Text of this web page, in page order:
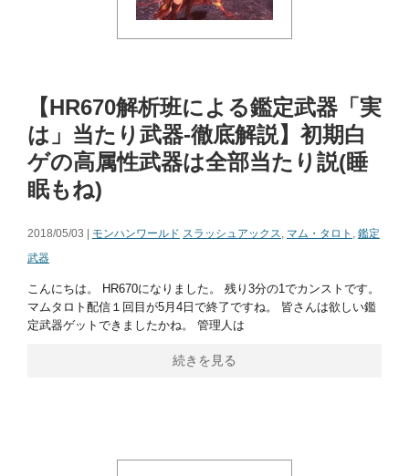
【HR670解析班による鑑定武器「実
は」当たり武器-徹底解説】初期白
ゲの高属性武器は全部当たり説(睡
眠もね)
2018/05/03 | モンハンワールド スラッシュアックス, マム・タロト , 鑑定
武器
こんにちは。 HR670になりました。 残り3分の1でカンストです。
マムタロト配信１回目が5月4日で終了ですね。 皆さんは欲しい鑑
定武器ゲットできましたかね。 管理人は
続きを見る